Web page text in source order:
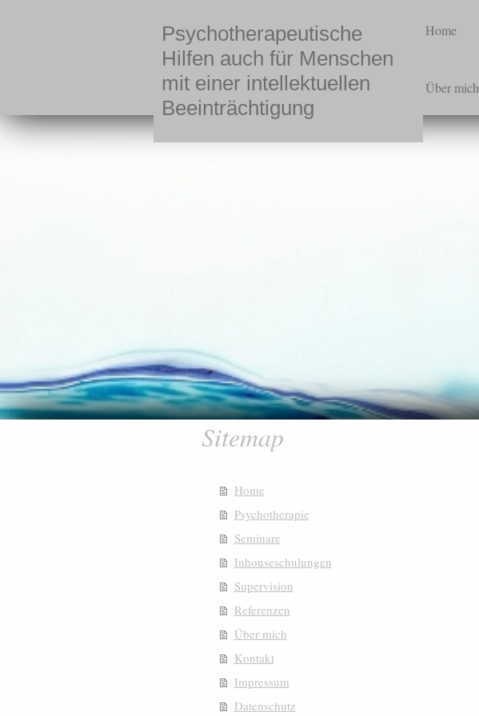
Psychotherapeutische
Hilfen auch für Menschen
mit einer intellektuellen
Beeinträchtigung
Home
Über mich
Sitemap
Home
Psychotherapie
Seminare
Inhouseschulungen
Supervision
Referenzen
Über mich
Kontakt
Impressum
Datenschutz